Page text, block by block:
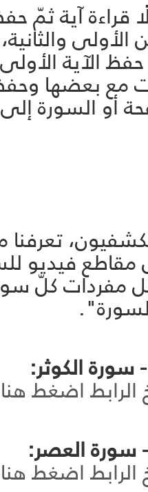
آية ثمّ
الأولى، ثمّ
مع بعضها
السورة
تعرفنا
فيديو
مفردات كلّ
الرابط اضغط هنا
الرابط اضغط هنا